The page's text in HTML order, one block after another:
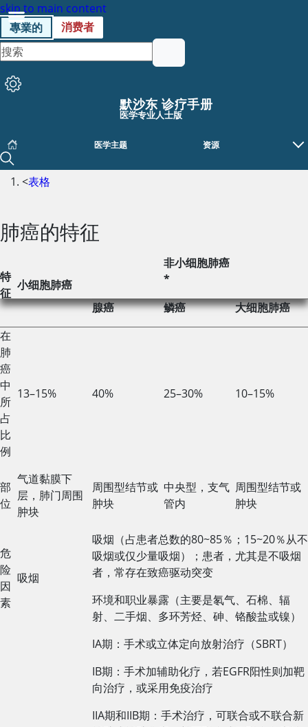
skip to main content
專業的
消费者
默沙东 诊疗手册
医学专业人士版
医学主题 资源
<表格
肺癌的特征
肺癌的特征
特
征
小细胞肺癌
非小细胞肺癌
*
腺癌
鳞癌
大细胞肺癌
在
肺
癌
中
所
占
比
例
13–15% 40% 25–30% 10–15%
部
位
气道黏膜下
层，肺门周围
肿块
周围型结节或
肿块
中央型，支气
管内
周围型结节或
肿块
危
险
因
素
吸烟
吸烟（占患者总数的80~85％；15~20％从不
吸烟或仅少量吸烟）；患者，尤其是不吸烟
者，常存在致癌驱动突变
环境和职业暴露（主要是氡气、石棉、辐
射、二手烟、多环芳烃、砷、铬酸盐或镍）
IA期：手术或立体定向放射治疗（SBRT）
IB期：手术加辅助化疗，若EGFR阳性则加靶
向治疗，或采用免疫治疗
IIA期和IIB期：手术治疗，可联合或不联合新